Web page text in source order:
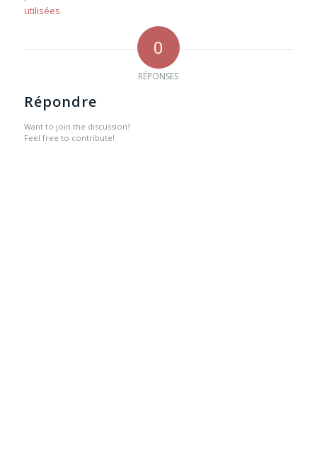
utilisées.
0
RÉPONSES
Répondre
Want to join the discussion?
Feel free to contribute!